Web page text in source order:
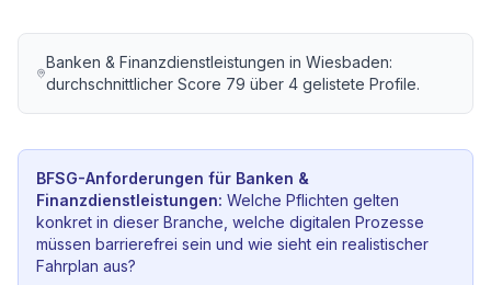
Banken & Finanzdienstleistungen inWiesbaden:
durchschnittlicher Score 79 über4 gelistete Profile.
BFSG-Anforderungen für Banken &
Finanzdienstleistungen: Welche Pflichten gelten
konkret in dieser Branche, welche digitalen Prozesse
müssen barrierefrei sein und wie sieht ein realistischer
Fahrplan aus?